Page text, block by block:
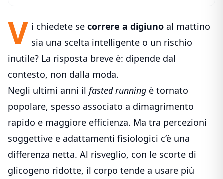
V i chiedete secorrere a digiuno al mattino
sia una scelta intelligente o un rischio
inutile? La risposta breve è: dipende dal
contesto, non dalla moda.
Negli ultimi anni il fasted running è tornato
popolare, spesso associato a dimagrimento
rapido e maggiore efficienza. Ma tra percezioni
soggettive e adattamenti fisiologici c’è una
differenza netta. Al risveglio, con le scorte di
glicogeno ridotte, il corpo tende a usare più